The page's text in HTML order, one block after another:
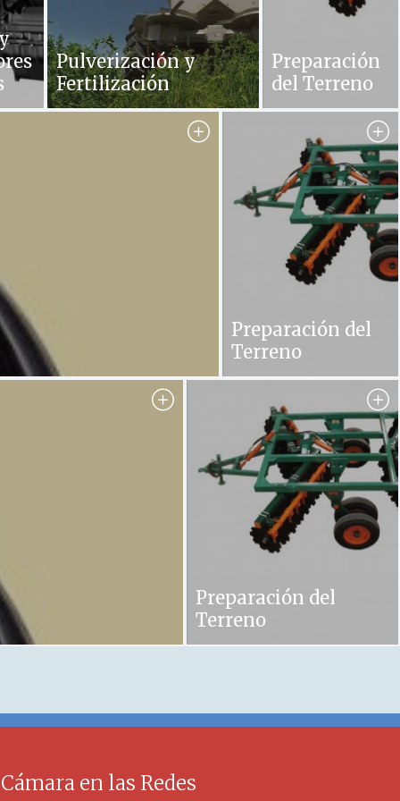
Pulverización y
Fertilización
Preparación
del Terreno
Preparación del
Terreno
Preparación del
Terreno
en las Redes